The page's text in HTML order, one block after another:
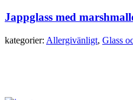
Jappglass med
kategorier: Allergivänligt, Glass